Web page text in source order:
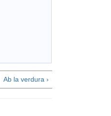
Ab la verdura ›